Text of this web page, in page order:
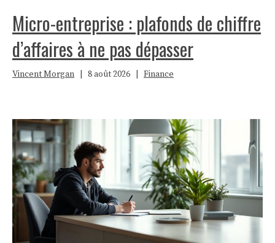
Micro-entreprise : plafonds de chiffre
d’affaires à ne pas dépasser
Vincent Morgan 8 août 2026 Finance